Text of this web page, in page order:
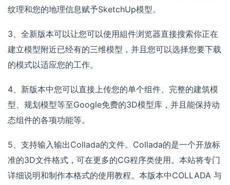
纹理和您的地理信息赋予SketchUp模型。
3、全新版本可以让您可以使用組件浏览器直接搜索你正在
建立模型附近已经有的三维模型，并且您可以选择您要下载
的模式以适应您的工作。
4、新版本中您可以直接上传您的单个组件、完整的建筑模
型、规划模型等至Google免费的3D模型库，并且能保持动
态组件的各项功能等。
5、支持输入输出Collada的文件。Collada的是一个开放标
准的3D文件格式，可在更多的CG程序类使用。本站将专门
详细说明和制作本格式的使用教程。本版本中COLLADA 与